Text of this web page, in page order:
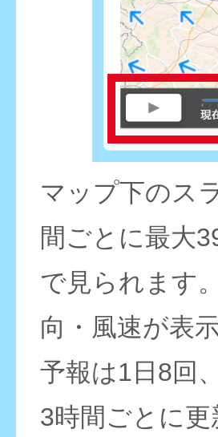
マップ下のス
間ごとに最大
で見られます
向・風速が表
予報は1日8回
3時間ごとに